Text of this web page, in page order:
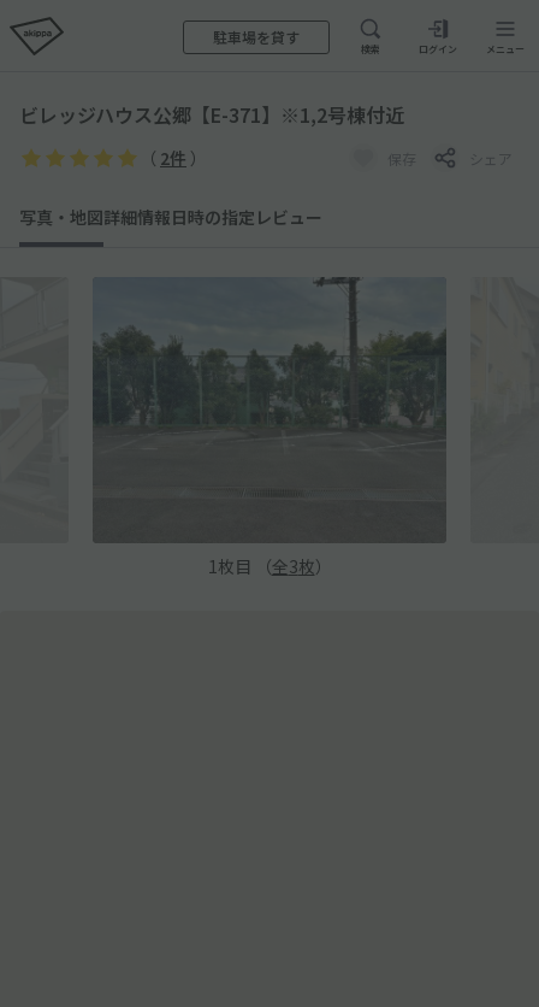
駐車場を貸す
検索 ログイン メニュー
ビレッジハウス公郷【E-371】※1,2号棟付近
（ 2件 ） 保存 シェア
写真・地図詳細情報日時の指定 レビュー
1 枚目 （全3枚）